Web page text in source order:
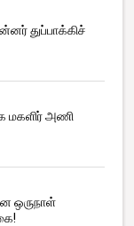
துப்பாக்கிச்
மகளிர் அணி
ஒருநாள்